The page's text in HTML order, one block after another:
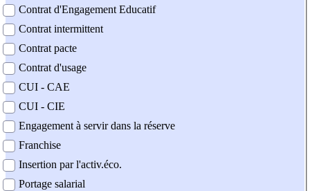
Contrat d'Engagement Educatif
Contrat intermittent
Contrat pacte
Contrat d'usage
CUI - CAE
CUI - CIE
Engagement à servir dans la réserve
Franchise
Insertion par l'activ.éco.
Portage salarial